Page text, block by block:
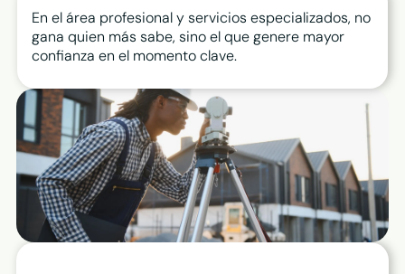
En el área profesional y servicios especializados, no
gana quien más sabe, sino el que genere mayor
confianza en el momento clave.